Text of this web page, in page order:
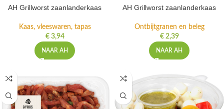
Kaas, vleeswaren, tapas
€ 3,94
NAAR AH
Ontbijtgranen en beleg
€ 2,39
NAAR AH